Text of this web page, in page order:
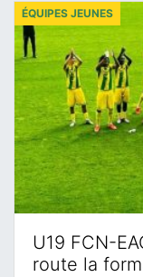
U19 FCN-
route la
ÉQUIPES JEUNES